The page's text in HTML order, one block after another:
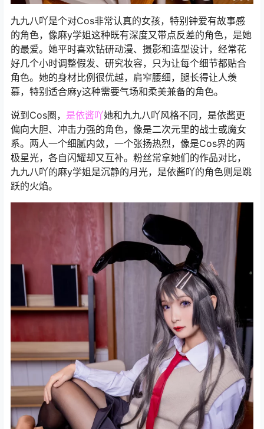
九九八吖是个对Cos非常认真的女孩，特别钟爱有故事感
的角色，像麻y学姐这种既有深度又带点反差的角色，是她
的最爱。她平时喜欢钻研动漫、摄影和造型设计，经常花
好几个小时调整假发、研究妆容，只为让每个细节都贴合
角色。她的身材比例很优越，肩窄腰细，腿长得让人羡
慕，特别适合麻y这种需要气场和柔美兼备的角色。
说到Cos圈， 是依酱吖她和九九八吖风格不同，是依酱更
偏向大胆、冲击力强的角色，像是二次元里的战士或魔女
系。两人一个细腻内敛，一个张扬热烈，像是Cos界的两
极星光，各自闪耀却又互补。粉丝常拿她们的作品对比，
九九八吖的麻y学姐是沉静的月光，是依酱吖的角色则是跳
跃的火焰。